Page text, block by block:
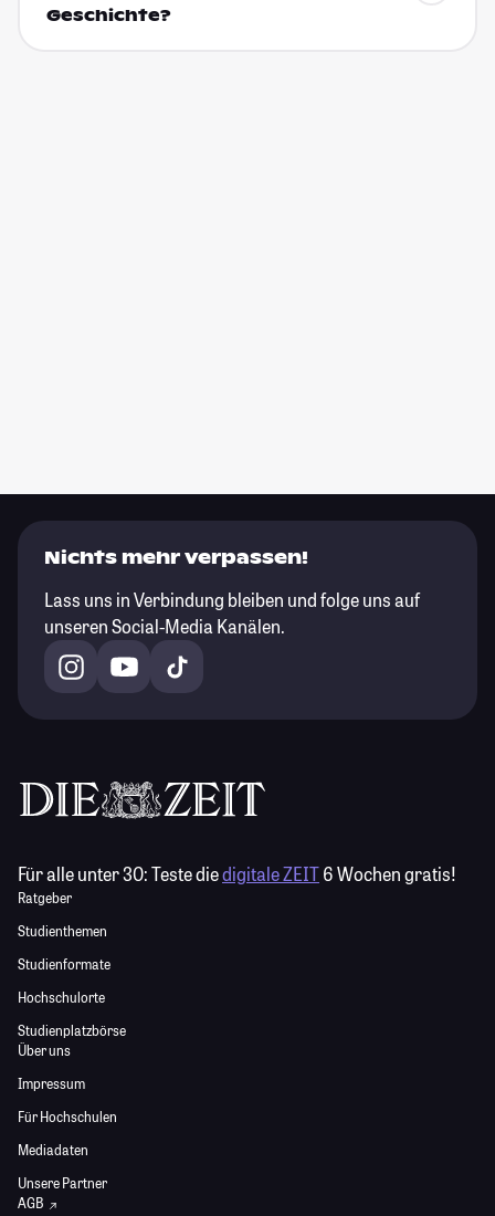
Geschichte?
Nichts mehr verpassen!
Lass uns in Verbindung bleiben und folge uns auf
unseren Social-Media Kanälen.
Für alle unter 30:Teste diedigitale ZEIT6 Wochen gratis!
Ratgeber
Studienthemen
Studienformate
Hochschulorte
Studienplatzbörse
Über uns
Impressum
Für Hochschulen
Mediadaten
Unsere Partner
AGB